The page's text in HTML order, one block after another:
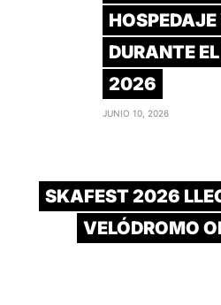
DURANTE
2026
JUNIO 10, 2026
SKAFEST 2026
VELÓDROMO